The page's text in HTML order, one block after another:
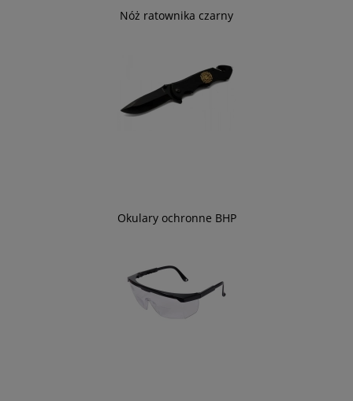
Nóż ratownika czarny
Okulary ochronne BHP